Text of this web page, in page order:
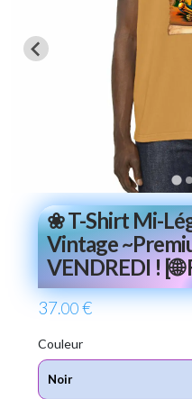
❀ T-Shirt Mi-
Vintage
VENDREDI ! [🌐
37.00 €
Couleur